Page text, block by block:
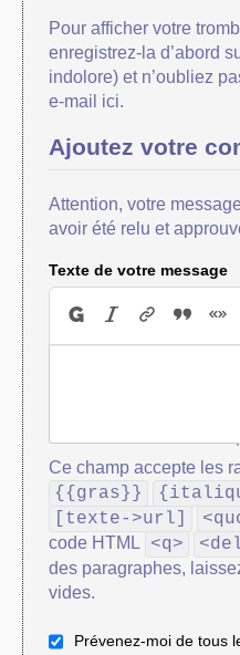
Pour afficher votre
enregistrez-la d’abord
indolore) et n’oubliez
e-mail ici.
Ajoutez votre
Attention, votre
avoir été relu et
Texte de votre message
Ce champ accepte les
{{gras}}
[texte->url]
code HTML
<q>
des paragraphes,
vides.
Prévenez-moi de tous